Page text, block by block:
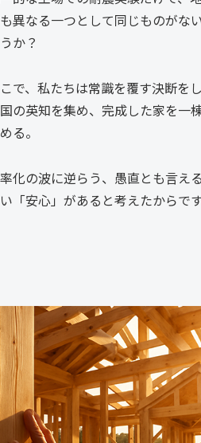
異なる一つとして同じものがな
か？
で、私たちは常識を覆す決断をし
の英知を集め、完成した家を一
る。
化の波に逆らう、愚直とも言え
「安心」があると考えたからです